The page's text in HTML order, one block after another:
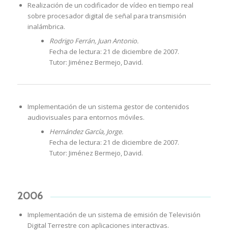
Realización de un codificador de vídeo en tiempo real
sobre procesador digital de señal para transmisión
inalámbrica.
Rodrigo Ferrán, Juan Antonio.
Fecha de lectura: 21 de diciembre de 2007.
Tutor: Jiménez Bermejo, David.
Implementación de un sistema gestor de contenidos
audiovisuales para entornos móviles.
Hernández García, Jorge.
Fecha de lectura: 21 de diciembre de 2007.
Tutor: Jiménez Bermejo, David.
2006
Implementación de un sistema de emisión de Televisión
Digital Terrestre con aplicaciones interactivas.